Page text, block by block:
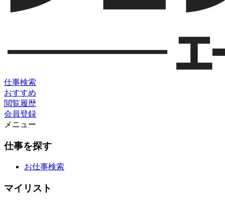
仕事検索
おすすめ
閲覧履歴
会員登録
メニュー
仕事を探す
お仕事検索
マイリスト